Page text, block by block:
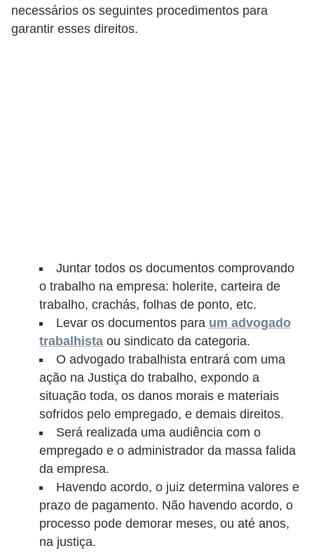
necessários os seguintes procedimentos para
garantir esses direitos.
Juntar todos os documentos comprovando
o trabalho na empresa: holerite, carteira de
trabalho, crachás, folhas de ponto, etc.
Levar os documentos para um advogado
trabalhista ou sindicato da categoria.
O advogado trabalhista entrará com uma
ação na Justiça do trabalho, expondo a
situação toda, os danos morais e materiais
sofridos pelo empregado, e demais direitos.
Será realizada uma audiência com o
empregado e o administrador da massa falida
da empresa.
Havendo acordo, o juiz determina valores e
prazo de pagamento. Não havendo acordo, o
processo pode demorar meses, ou até anos,
na justiça.
d